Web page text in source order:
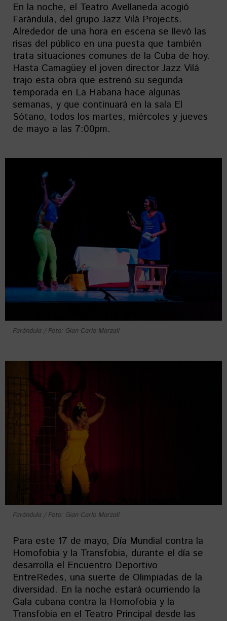
En la noche, el Teatro Avellaneda acogió
Farándula, del grupo Jazz Vilá Projects.
Alrededor de una hora en escena se llevó las
risas del público en una puesta que también
trata situaciones comunes de la Cuba de hoy.
Hasta Camagüey el joven director Jazz Vilá
trajo esta obra que estrenó su segunda
temporada en La Habana hace algunas
semanas, y que continuará en la sala El
Sótano, todos los martes, miércoles y jueves
de mayo a las 7:00pm.
Farándula / Foto: Gian Carlo Marzall
Farándula / Foto: Gian Carlo Marzall
Para este 17 de mayo, Día Mundial contra la
Homofobia y la Transfobia, durante el día se
desarrolla el Encuentro Deportivo
EntreRedes, una suerte de Olimpiadas de la
diversidad. En la noche estará ocurriendo la
Gala cubana contra la Homofobia y la
Transfobia en el Teatro Principal desde las